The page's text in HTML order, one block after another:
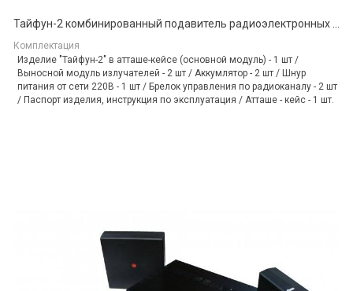
Тайфун-2 комбинированный подавитель радиоэлектронных устройств (микрофонов и диктофонов)
Комплектация
Изделие "Тайфун-2" в атташе-кейсе (основной модуль) - 1 шт /
Выносной модуль излучателей - 2 шт / Аккумлятор - 2 шт / Шнур
питания от сети 220В - 1 шт / Брелок управления по радиоканалу - 2 шт
/ Паспорт изделия, инструкция по эксплуатация / Атташе - кейс - 1 шт.